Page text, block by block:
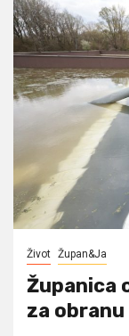
Život Župan&Ja
Županica
za